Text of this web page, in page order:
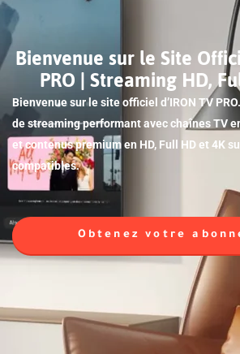
Bienvenue sur le Site
PRO | Streaming HD,
Bienvenue sur le site officiel d’IRON TV
de streaming performant avec chaînes TV
et contenus premium en HD, Full HD et 4K
compatibles.
Obtenez votre